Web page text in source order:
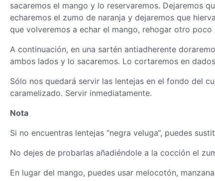
sacaremos el mango y lo reservaremos. Dejaremos
echaremos el zumo de naranja y dejaremos que
que volveremos a echar el mango, rehogar otro poco
A continuación, en una sartén antiadherente
ambos lados y lo sacaremos. Lo cortaremos en
Sólo nos quedará servir las lentejas en el fondo del
caramelizado. Servir inmediatamente.
Nota
Si no encuentras lentejas “negra veluga“, puedes
No dejes de probarlas añadiéndole a la cocción el
En lugar del mango, puedes usar melocotón,